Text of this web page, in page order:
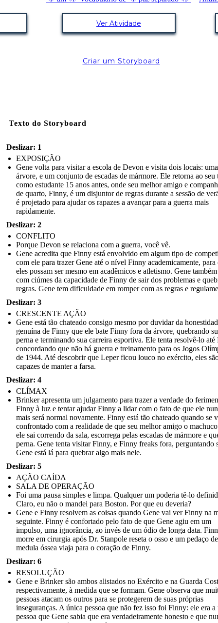
Ver Atividade
Criar um Storyboard
Texto do Storyboard
Deslizar: 1
EXPOSIÇÃO
Gene volta para visitar a escola de Devon e visita dois locais: uma
árvore, e um conjunto de escadas de mármore. Ele retorna ao seu
como estudante 15 anos antes, onde seu melhor amigo e
de quarto, Finny, é um disjuntor de regras durante a sessão de
é projetado para ajudar os rapazes a avançar para a guerra mais
rapidamente.
Deslizar: 2
CONFLITO
Porque Devon se relaciona com a guerra, você vê.
Gene acredita que Finny está envolvido em algum tipo de
com ele para trazer Gene até o nível Finny academicamente, para
eles possam ser mesmo em acadêmicos e atletismo. Gene também
com ciúmes da capacidade de Finny de sair dos problemas e
regras. Gene tem dificuldade em romper com as regras e
Deslizar: 3
CRESCENTE AÇÃO
Gene está tão chateado consigo mesmo por duvidar da
genuína de Finny que ele bate Finny fora da árvore, quebrando
perna e terminando sua carreira esportiva. Ele tenta resolvê-lo
concordando que não há guerra e treinamento para os Jogos
de 1944. Até descobrir que Leper ficou louco no exército, eles
capazes de manter a farsa.
Deslizar: 4
CLÍMAX
Brinker apresenta um julgamento para trazer a verdade do
Finny à luz e tentar ajudar Finny a lidar com o fato de que ele
mais será normal novamente. Finny está tão chateado quando se
confrontado com a realidade de que seu melhor amigo o
ele sai correndo da sala, escorrega pelas escadas de mármore e
perna. Gene tenta visitar Finny, e Finny freaks fora, perguntando
Gene está lá para quebrar algo mais nele.
Deslizar: 5
AÇÃO CAÍDA
SALA DE OPERAÇÃO
Foi uma pausa simples e limpa. Qualquer um poderia tê-lo
Claro, eu não o mandei para Boston. Por que eu deveria?
Gene e Finny resolvem as coisas quando Gene vai ver Finny na
seguinte. Finny é confortado pelo fato de que Gene agiu em um
impulso, uma ignorância, ao invés de um ódio de longa data.
morre em cirurgia após Dr. Stanpole reseta o osso e um pedaço de
medula óssea viaja para o coração de Finny.
Deslizar: 6
RESOLUÇÃO
Gene e Brinker são ambos alistados no Exército e na Guarda
respectivamente, à medida que se formam. Gene observa que
pessoas atacam os outros para se protegerem de suas próprias
inseguranças. A única pessoa que não fez isso foi Finny: ele era a
pessoa que Gene sabia que era verdadeiramente honesto e que